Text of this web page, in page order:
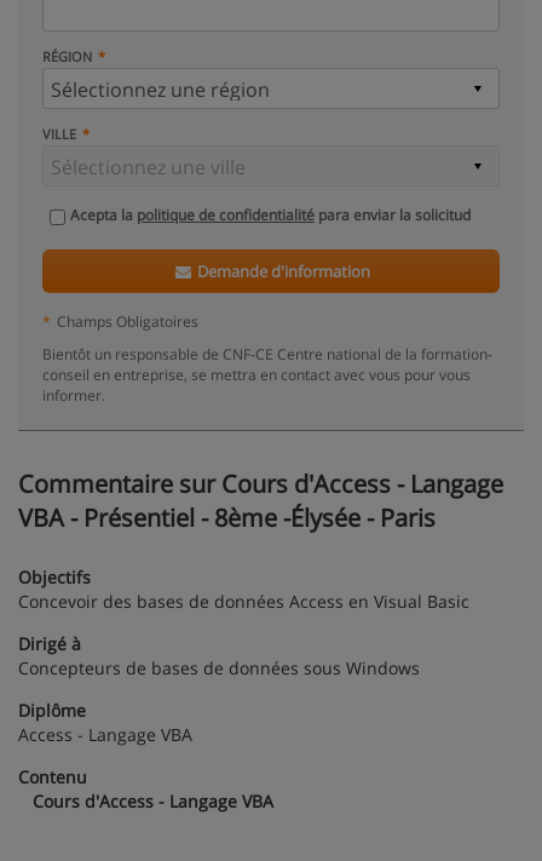
RÉGION
VILLE
Acepta la politique de confidentialité para enviar la solicitud
Demande d'information
* Champs Obligatoires
Bientôt un responsable de CNF-CE Centre national de la formation-
conseil en entreprise, se mettra en contact avec vous pour vous
informer.
Commentaire sur Cours d'Access - Langage
VBA - Présentiel - 8ème -Élysée - Paris
Objectifs
Concevoir des bases de données Access en Visual Basic
Dirigé à
Concepteurs de bases de données sous Windows
Diplôme
Access - Langage VBA
Contenu
Cours d'Access - Langage VBA